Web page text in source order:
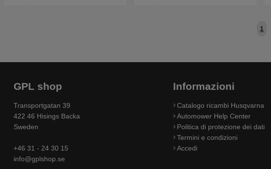
1
GPL shop
Transportgatan 39
422 46 Hisings Backa
Sweden
+46 31 - 24 30 15
info@gplshop.se
Informazioni
Catalogo ricambi Husqvarna
Automower Help Center
Politica di protezione dei dati
Termini e condizioni
Accedi